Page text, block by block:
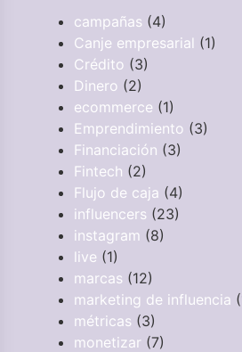
campañas (4)
Canje empresarial (1)
Crédito (3)
Dinero (2)
ecommerce (1)
Emprendimiento (3)
Financiación (3)
Fintech (2)
Flujo de caja (4)
influencers (23)
instagram (8)
live (1)
marcas (12)
marketing de influencia
métricas (3)
monetizar (7)